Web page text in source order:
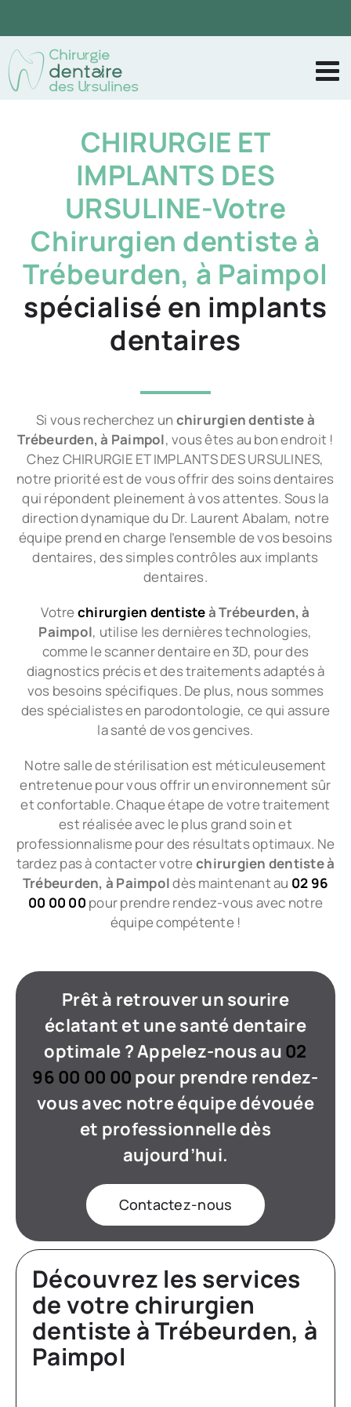
contenu
CHIRURGIE ET
IMPLANTS DES
URSULINE-Votre
Chirurgien dentiste à
Trébeurden, à Paimpol
spécialisé en implants
dentaires
Si vous recherchez un chirurgien dentiste à
Trébeurden, à Paimpol, vous êtes au bon endroit !
Chez CHIRURGIE ET IMPLANTS DES URSULINES,
notre priorité est de vous offrir des soins dentaires
qui répondent pleinement à vos attentes. Sous la
direction dynamique du Dr. Laurent Abalam, notre
équipe prend en charge l’ensemble de vos besoins
dentaires, des simples contrôles aux implants
dentaires.
Votrechirurgien dentisteà Trébeurden, à
Paimpol, utilise les dernières technologies,
comme le scanner dentaire en 3D, pour des
diagnostics précis et des traitements adaptés à
vos besoins spécifiques. De plus, nous sommes
des spécialistes en parodontologie, ce qui assure
la santé de vos gencives.
Notre salle de stérilisation est méticuleusement
entretenue pour vous offrir un environnement sûr
et confortable. Chaque étape de votre traitement
est réalisée avec le plus grand soin et
professionnalisme pour des résultats optimaux. Ne
tardez pas à contacter votrechirurgien dentiste à
Trébeurden, à Paimpoldès maintenant au 02 96
00 00 00 pour prendre rendez-vous avec notre
équipe compétente !
Prêt à retrouver un sourire
éclatant et une santé dentaire
optimale ? Appelez-nous au 02
96 00 00 00 pour prendre rendez-
vous avec notre équipe dévouée
et professionnelle dès
aujourd’hui.
Contactez-nous
Découvrez les services
de votre chirurgien
dentiste à Trébeurden, à
Paimpol